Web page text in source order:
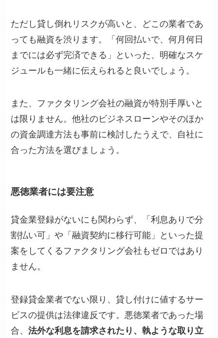
ただし貸し倒れリスクが高いと、どこの業者であ
っても融資を渋ります。「何回払いで、何月何日
までには必ず完済できる」といった、明確なスケ
ジュールも一緒に伝えられると良いでしょう。
また、ファクタリング会社の融資が特別手厚いと
は限りません。他社のビジネスローンやそのほか
の資金調達方法も事前に検討したうえで、自社に
合った方法を選びましょう。
悪徳業者には要注意
貸金業登録がないにも関わらず、「利息ありで分
割払い可」や「融資契約に移行可能」といった提
案をしてくるファクタリング会社もゼロではあり
ません。
登録貸金業者でない限り、貸し付けに値するサー
ビスの提供は法律違反です。悪徳業者であった場
合、法外な利息を請求されたり、執ような取り立